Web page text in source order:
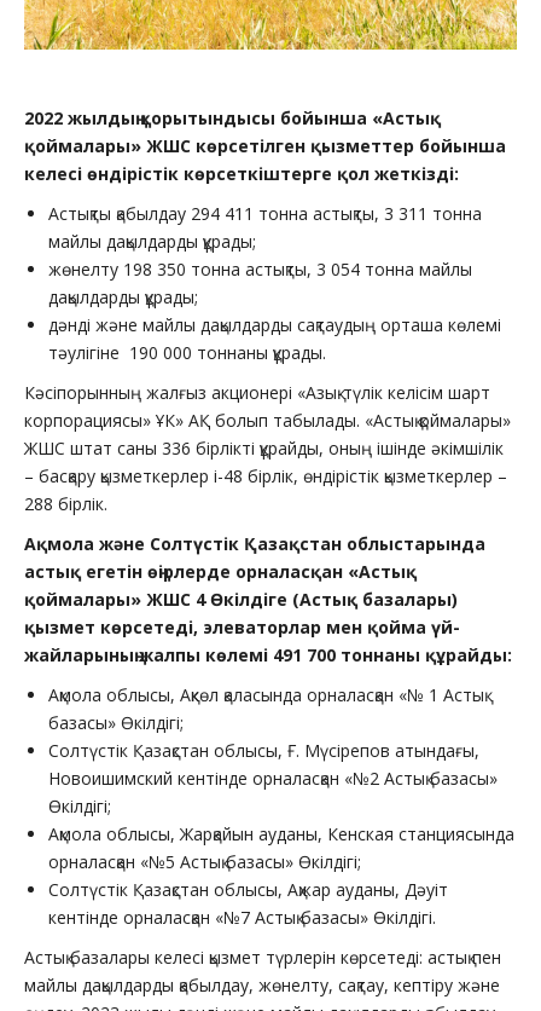
2022 жылдың қорытындысы бойынша «Астық
қоймалары» ЖШС көрсетілген қызметтер бойынша
келесі өндірістік көрсеткіштерге қол жеткізді:
Астықты қабылдау 294 411 тонна астықты, 3 311 тонна
майлы дақылдарды құрады;
жөнелту 198 350 тонна астықты, 3 054 тонна майлы
дақылдарды құрады;
дәнді және майлы дақылдарды сақтаудың орташа көлемі
тәулігіне 190 000 тоннаны құрады.
Кәсіпорынның жалғыз акционері «Азық-түлік келісім шарт
корпорациясы» ҰК» АҚ болып табылады. «Астық қоймалары»
ЖШС штат саны 336 бірлікті құрайды, оның ішінде әкімшілік
– басқару қызметкерлер і-48 бірлік, өндірістік қызметкерлер –
288 бірлік.
Ақмола және Солтүстік Қазақстан облыстарында
астық егетін өңірлерде орналасқан «Астық
қоймалары» ЖШС 4 Өкілдіге (Астық базалары)
қызмет көрсетеді, элеваторлар мен қойма үй-
жайларының жалпы көлемі 491 700 тоннаны құрайды:
Ақмола облысы, Ақкөл қаласында орналасқан «№ 1 Астық
базасы» Өкілдігі;
Солтүстік Қазақстан облысы, Ғ. Мүсірепов атындағы,
Новоишимский кентінде орналасқан «№2 Астық базасы»
Өкілдігі;
Ақмола облысы, Жарқайын ауданы, Кенская станциясында
орналасқан «№5 Астық базасы» Өкілдігі;
Солтүстік Қазақстан облысы, Ақжар ауданы, Дәуіт
кентінде орналасқан «№7 Астық базасы» Өкілдігі.
Астық базалары келесі қызмет түрлерін көрсетеді: астық пен
майлы дақылдарды қабылдау, жөнелту, сақтау, кептіру және